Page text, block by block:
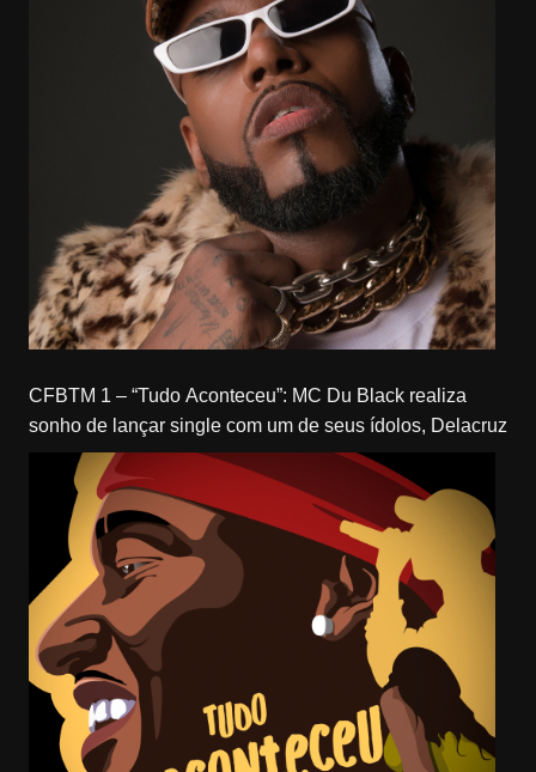
CFBTM 1 – “Tudo Aconteceu”: MC Du Black realiza
sonho de lançar single com um de seus ídolos, Delacruz